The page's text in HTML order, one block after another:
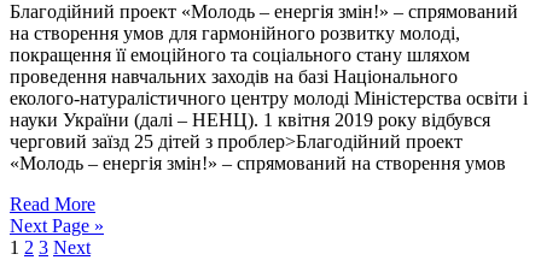
Благодійний проект «Молодь – енергія змін!» – спрямований
на створення умов для гармонійного розвитку молоді,
покращення її емоційного та соціального стану шляхом
проведення навчальних заходів на базі Національного
еколого-натуралістичного центру молоді Міністерства освіти і
науки України (далі – НЕНЦ). 1 квітня 2019 року відбувся
черговий заїзд 25 дітей з проблеp>Благодійний проект
«Молодь – енергія змін!» – спрямований на створення умов
Read More
Next Page »
1 2 3 Next